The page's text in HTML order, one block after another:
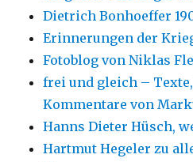
Dietrich Bonhoeffer
Erinnerungen der
Fotoblog von Niklas
frei und gleich –
Kommentare von
Hanns Dieter Hüsch,
Hartmut Hegeler zu